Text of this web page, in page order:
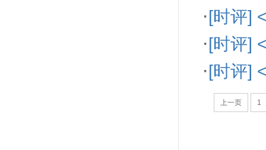
·[时评]
·[时评]
·[时评]
上一页 1